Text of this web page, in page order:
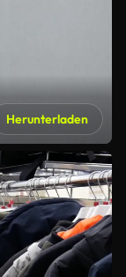
Herunterladen